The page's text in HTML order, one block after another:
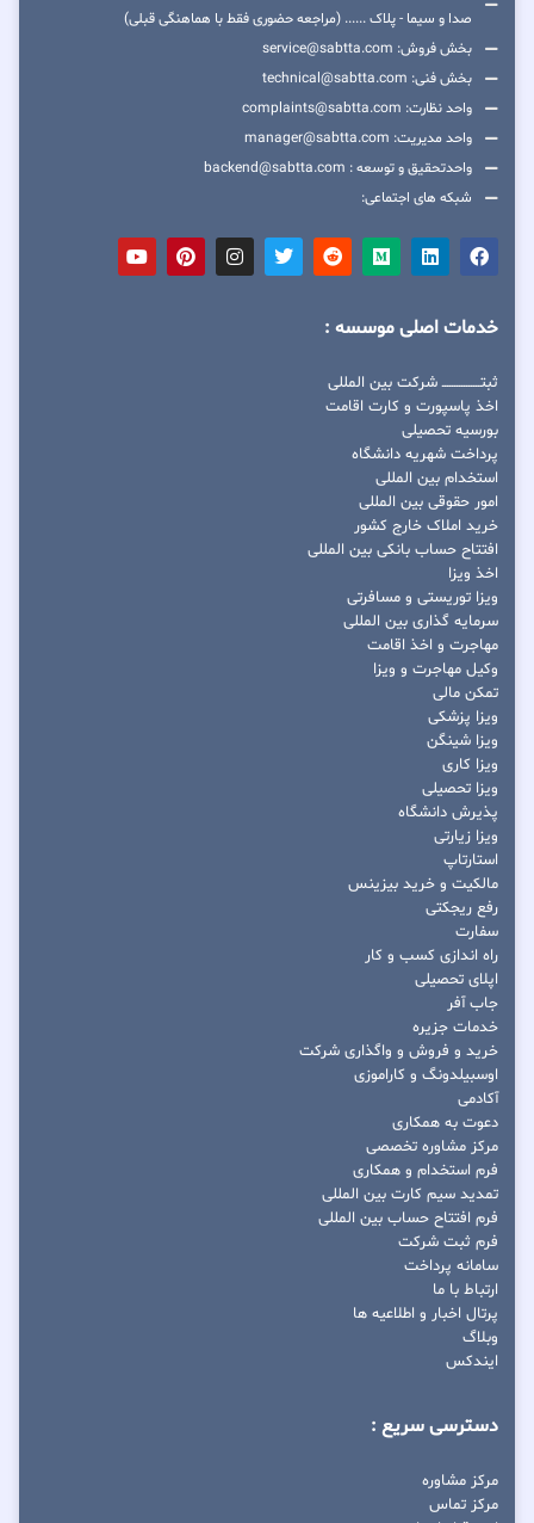
صدا و سیما - پلاک ...... (مراجعه حضوری فقط با هماهنگی قبلی)
بخش فروش: service@sabtta.com
بخش فنی: technical@sabtta.com
واحد نظارت: complaints@sabtta.com
واحد مدیریت: manager@sabtta.com
واحدتحقیق و توسعه : backend@sabtta.com
شبکه های اجتماعی:
خدمات اصلی موسسه :
ثبتــــــــــــــــ شرکت بین المللی
اخذ پاسپورت و کارت اقامت
بورسیه تحصیلی
پرداخت شهریه دانشگاه
استخدام بین المللی
امور حقوقی بین المللی
خرید املاک خارج کشور
افتتاح حساب بانکی بین المللی
اخذ ویزا
ویزا توریستی و مسافرتی
سرمایه گذاری بین المللی
مهاجرت و اخذ اقامت
وکیل مهاجرت و ویزا
تمکن مالی
ویزا پزشکی
ویزا شینگن
ویزا کاری
ویزا تحصیلی
پذیرش دانشگاه
ویزا زیارتی
استارتاپ
مالکیت و خرید بیزینس
رفع ریجکتی
سفارت
راه اندازی کسب و کار
اپلای تحصیلی
جاب آفر
خدمات جزیره
خرید و فروش و واگذاری شرکت
اوسبیلدونگ و کاراموزی
آکادمی
دعوت به همکاری
مرکز مشاوره تخصصی
فرم استخدام و همکاری
تمدید سیم کارت بین المللی
فرم افتتاح حساب بین المللی
فرم ثبت شرکت
سامانه پرداخت
ارتباط با ما
پرتال اخبار و اطلاعیه ها
وبلاگ
ایندکس
دسترسی سریع :
مرکز مشاوره
مرکز تماس